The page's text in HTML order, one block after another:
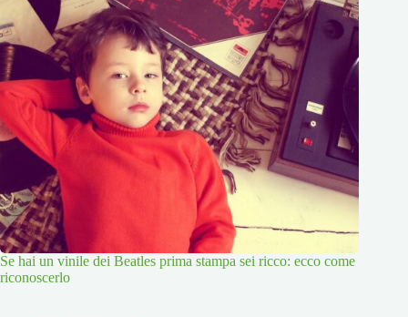
Se hai un vinile dei Beatles prima stampa sei ricco: ecco come
riconoscerlo